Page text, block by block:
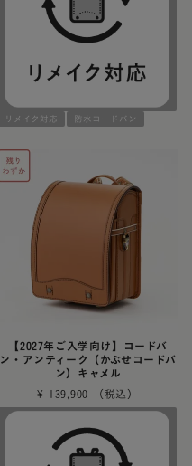
リメイク対応 防水コードバン
【2027年ご入学向け】コードバ
ン・アンティーク（かぶせコードバ
ン）キャメル
¥
139,900